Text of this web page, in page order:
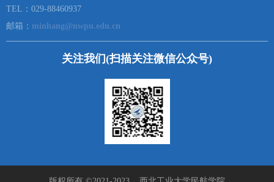
TEL：029-88460937
邮箱： minhang@nwpu.edu.cn
关注我们(扫描关注微信公众号)